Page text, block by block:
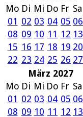
Mo Di Mi Do Fr Sa
01 02 03 04 05 06
08 09 10 11 12 13
15 16 17 18 19 20
22 23 24 25 26 27
März 2027
Mo Di Mi Do Fr Sa
01 02 03 04 05 06
08 09 10 11 12 13